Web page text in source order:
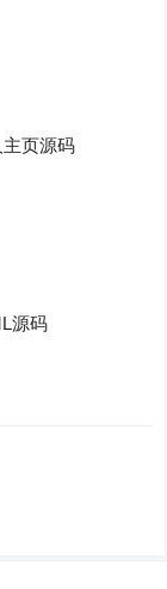
页源码
源码